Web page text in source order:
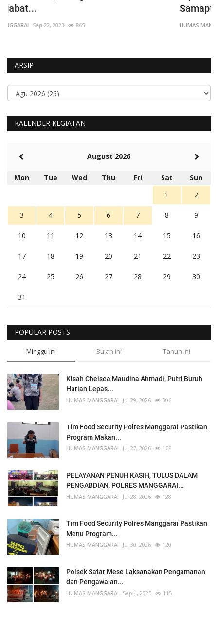
Samapta Laksanakan...
HUMAS MANGGARAI Jul 30, 2025
ARSIP
KALENDER KEGIATAN
August 2026
Mon Tue Wed Thu Fri Sat
Sun
1
2
3 4 5 6 7 8 9
10 11 12 13 14 15 16
17 18 19 20 21 22 23
24 25 26 27 28 29 30
31
POPULAR POSTS
Minggu ini Bulan ini Tahun ini
Kisah Chelsea Maudina Ahmadi, Putri Buruh
Harian Lepas...
HUMAS MANGGARAI Jul 29, 2026 306
Tim Food Security Polres Manggarai Pastikan
Program Makan...
HUMAS MANGGARAI Jul 27, 2026 166
PELAYANAN PENUH KASIH, TULUS DALAM
PENGABDIAN, POLRES MANGGARAI...
HUMAS MANGGARAI Jul 28, 2026 128
Tim Food Security Polres Manggarai Pastikan
Menu Program...
HUMAS MANGGARAI Jul 30, 2026 120
Polsek Satar Mese Laksanakan Pengamanan
dan Pengawalan...
HUMAS MANGGARAI Sep 4, 2025 115